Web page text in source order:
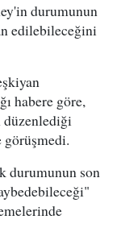
durumunun
edilebileceğini
habere göre,
düzenlediği
görüşmedi.
durumunun son